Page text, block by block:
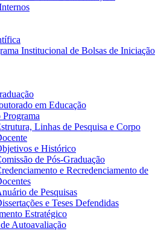
Institucional de Bolsas de Iniciação
em Educação
Programa
Linhas de Pesquisa e Corpo
e Histórico
de Pós-Graduação
e Recredenciamento de
de Pesquisas
e Teses Defendidas
Estratégico
Autoavaliação